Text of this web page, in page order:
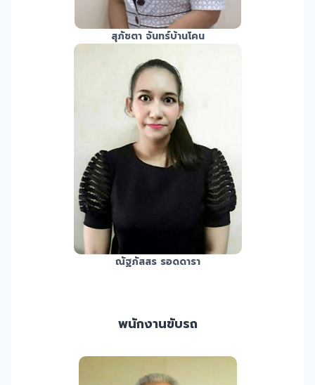
สุภัชตา จันทร์บ้านโคน
ณัฐภัสสร รอดดารา
พนักงานขับรถ